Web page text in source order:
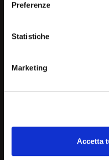
Preferenze
Statistiche
Marketing
Accetta
current